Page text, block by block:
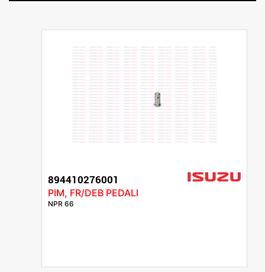
894410276001
PIM, FR/DEB PEDALI
NPR 66